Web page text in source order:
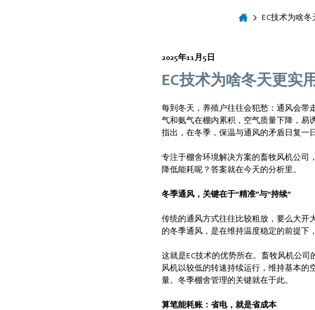
EC技术为啥
2025年11月5日
EC技术为啥冬天更实
每到冬天，养殖户往往会犯愁：通风会带
气和氨气在棚内累积，空气质量下降，易
指出，在冬季，保温与通风的矛盾日复一
专注于棚舍环境解决方案的畜牧风机公司
降低能耗呢？答案就在今天的分析里。
冬季通风，关键在于“精准”与“持续”
传统的通风方式往往比较粗放，要么大开
的冬季通风，是在维持温度稳定的前提下
这就是EC技术的优势所在。畜牧风机公
风机以较低的转速持续运行，维持基本的
量。冬季棚舍管理的关键就在于此。
算笔能耗账：省电，就是省成本